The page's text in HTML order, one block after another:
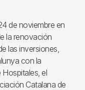
de noviembre en
la renovación
las inversiones,
con la
el
Catalana de